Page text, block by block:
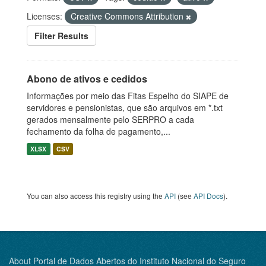
Licenses:
Creative Commons Attribution
Filter Results
Abono de ativos e cedidos
Informações por meio das Fitas Espelho do SIAPE de
servidores e pensionistas, que são arquivos em *.txt
gerados mensalmente pelo SERPRO a cada
fechamento da folha de pagamento,...
XLSX CSV
You can also access this registry using the API (see API Docs).
About Portal de Dados Abertos do Instituto Nacional do Seguro